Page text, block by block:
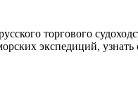
торгового
экспедиций,